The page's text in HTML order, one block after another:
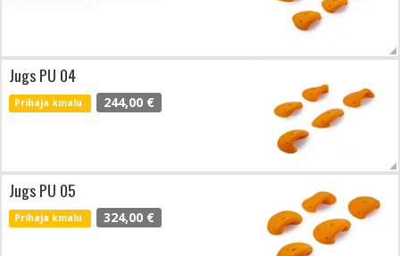
Jugs PU 04
Prihaja kmalu 244,00 €
Jugs PU 05
Prihaja kmalu 324,00 €